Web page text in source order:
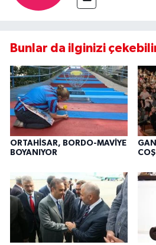
Bunlar da ilginizi
ORTAHİSAR, BORDO-MAVİYE
BOYANIYOR